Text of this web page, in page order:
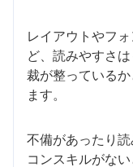
レイアウトやフ
ど、読みやすさ
裁が整っている
ます。
不備があったり
コンスキルがな